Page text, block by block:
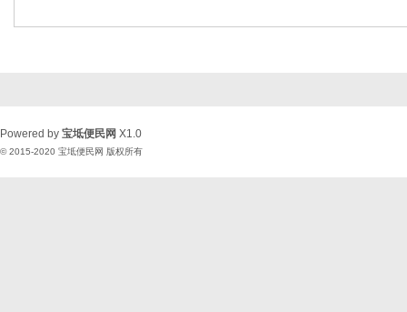
Powered by 宝坻便民网 X1.0
© 2015-2020 宝坻便民网 版权所有